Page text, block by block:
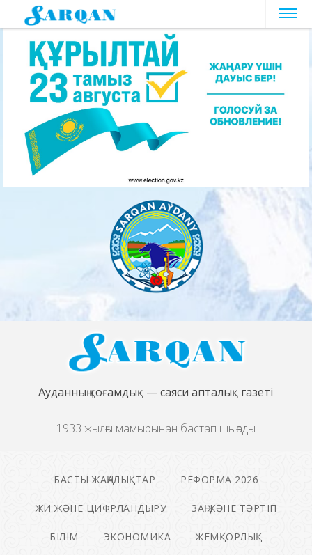
Ауданның қоғамдық — саяси апталық газеті
1933 жылғы мамырынан бастап шығады
БАСТЫ ЖАҢАЛЫҚТАР РЕФОРМА 2026
ЖИ ЖӘНЕ ЦИФРЛАНДЫРУ ЗАҢ ЖӘНЕ ТӘРТІП
БІЛІМ ЭКОНОМИКА ЖЕМҚОРЛЫҚ